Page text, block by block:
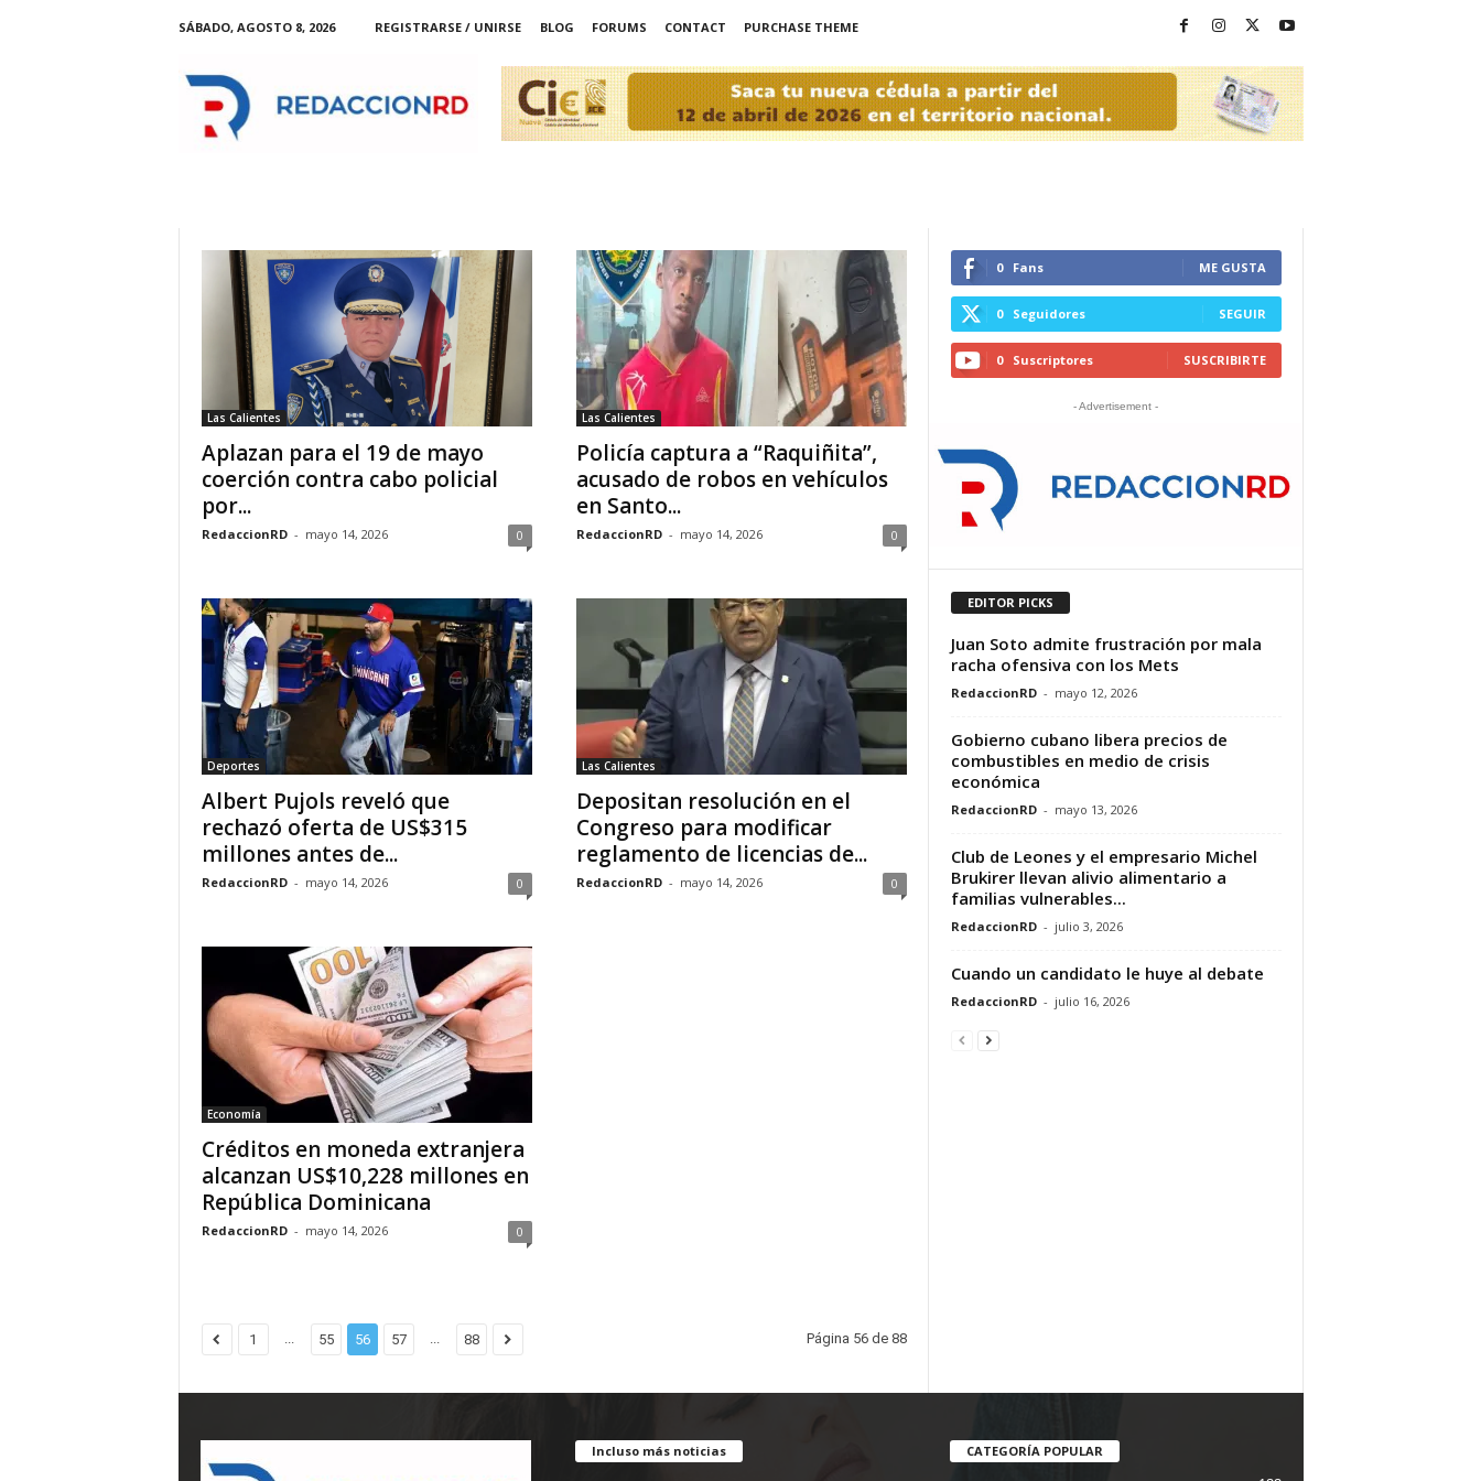
SÁBADO, AGOSTO 8, 2026 REGISTRARSE / UNIRSE BLOG FORUMS CONTACT
PURCHASE THEME
Las Calientes
Aplazan para el 19 de mayo
coerción contra cabo policial
por...
RedaccionRD - mayo 14, 2026 0
Las Calientes
Policía captura a “Raquiñita”,
acusado de robos en vehículos
en Santo...
RedaccionRD - mayo 14, 2026 0
Deportes
Albert Pujols reveló que
rechazó oferta de US$315
millones antes de...
RedaccionRD - mayo 14, 2026 0
Las Calientes
Depositan resolución en el
Congreso para modificar
reglamento de licencias de...
RedaccionRD - mayo 14, 2026 0
Economía
Créditos en moneda extranjera
alcanzan US$10,228 millones en
República Dominicana
RedaccionRD - mayo 14, 2026 0
1 ... 55 56 57 ... 88 Página 56 de 88
0 Fans ME GUSTA
0 Seguidores SEGUIR
0 Suscriptores SUSCRIBIRTE
- Advertisement -
EDITOR PICKS
Juan Soto admite frustración por mala
racha ofensiva con los Mets
RedaccionRD - mayo 12, 2026
Gobierno cubano libera precios de
combustibles en medio de crisis
económica
RedaccionRD - mayo 13, 2026
Club de Leones y el empresario Michel
Brukirer llevan alivio alimentario a
familias vulnerables...
RedaccionRD - julio 3, 2026
Cuando un candidato le huye al debate
RedaccionRD - julio 16, 2026
Incluso más noticias CATEGORÍA POPULAR